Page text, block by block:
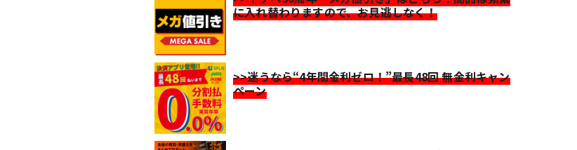
に入れ替わりますので、お見逃しなく！
>>迷うなら“4年間金利ゼロ！”最長48回 無金利キャン
ペーン